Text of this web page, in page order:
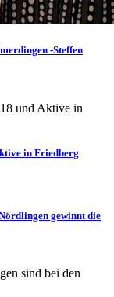
-Steffen
in Friedberg
gewinnt die